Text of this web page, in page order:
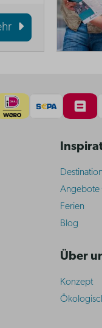
Angebote
Ferien
Blog
Über
Konzept